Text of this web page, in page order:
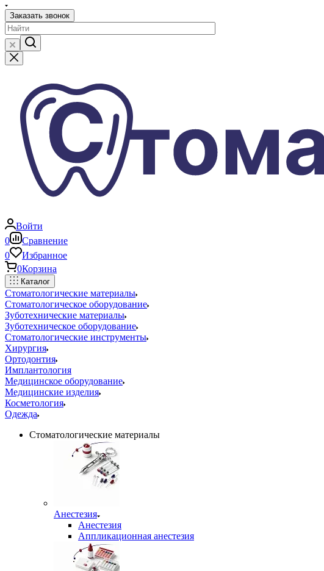
Заказать звонок
Войти
0
Сравнение
0
Избранное
0Корзина
Каталог
Стоматологические материалы
Стоматологическое оборудование
Зуботехнические материалы
Зуботехническое оборудование
Стоматологические инструменты
Хирургия
Ортодонтия
Имплантология
Медицинское оборудование
Медицинские изделия
Косметология
Одежда
Стоматологические материалы
Анестезия
Анестезия
Аппликационная анестезия